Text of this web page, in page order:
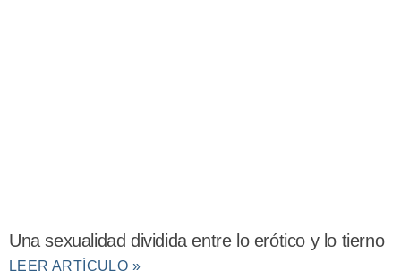
Una sexualidad dividida entre lo erótico y lo tierno
LEER ARTÍCULO »